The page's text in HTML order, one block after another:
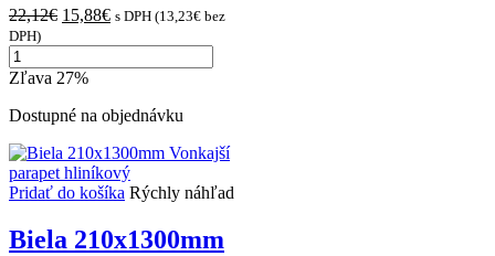
22,12€ Original
22,12€.
15,88€Current
15,88€.
s DPH (13,23€ bez
DPH)
množstvo
Biela
Vonkajší
hliníkový
Zľava 27%
Dostupné na objednávku
Pridať do košíka Rýchly náhľad
Biela 210x1300mm